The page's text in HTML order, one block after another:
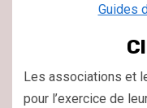
Guides
Les associations et
pour l’exercice de